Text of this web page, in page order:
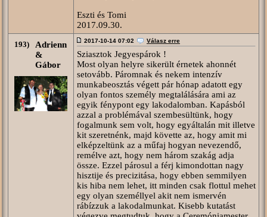
Eszti és Tomi
2017.09.30.
193)
Adrienn
&
Gábor
2017-10-14 07:02 Válasz erre
Sziasztok Jegyespárok !
Most olyan helyre sikerült érnetek ahonnét
setovább. Páromnak és nekem intenzív
munkabeosztás végett pár hónap adatott egy
olyan fontos személy megtalálására ami az
egyik fénypont egy lakodalomban. Kapásból
azzal a problémával szembesültünk, hogy
fogalmunk sem volt, hogy egyáltalán mit illetve
kit szeretnénk, majd követte az, hogy amit mi
elképzeltünk az a műfaj hogyan nevezendő,
remélve azt, hogy nem három szakág adja
össze. Ezzel párosul a férj kimondottan nagy
hisztije és precizitása, hogy ebben semmilyen
kis hiba nem lehet, itt minden csak flottul mehet
egy olyan személlyel akit nem ismervén
rábízzuk a lakodalmunkat. Kisebb kutatást